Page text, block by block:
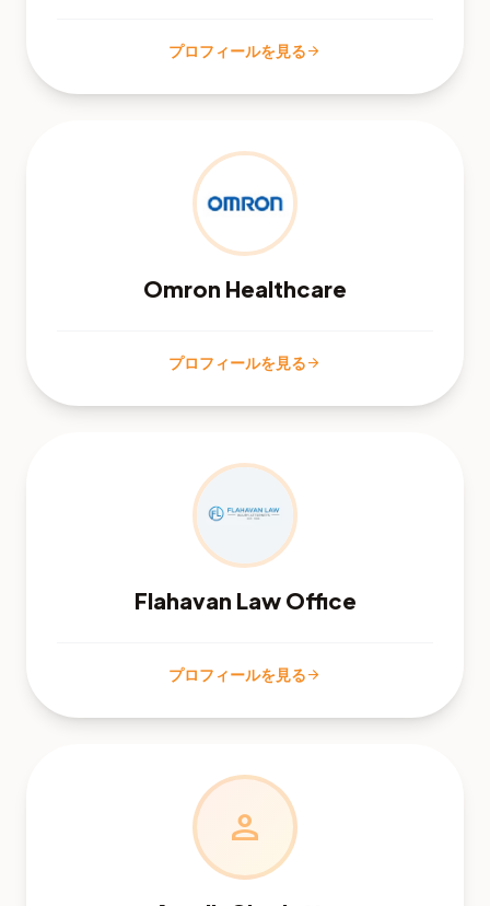
プロフィールを見るarrow_forward
Omron Healthcare
プロフィールを見るarrow_forward
Flahavan Law Office
プロフィールを見るarrow_forward
person